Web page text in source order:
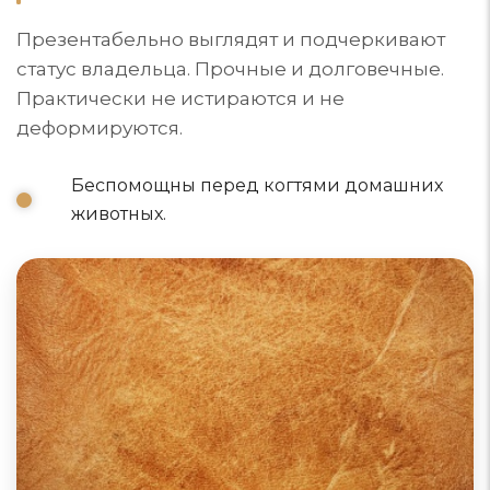
Презентабельно выглядят и подчеркивают
статус владельца. Прочные и долговечные.
Практически не истираются и не
деформируются.
Беспомощны перед когтями домашних
животных.
Диваны из натуральной кожи
Натуральный материал для обивки мягкой мебели
класса люкс. Красивая, гигиеничная, экологичная
обивка порадует взгляд и оставит приятные